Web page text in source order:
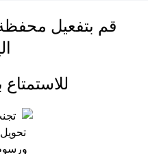
قم بتفعيل
للاستمتاع